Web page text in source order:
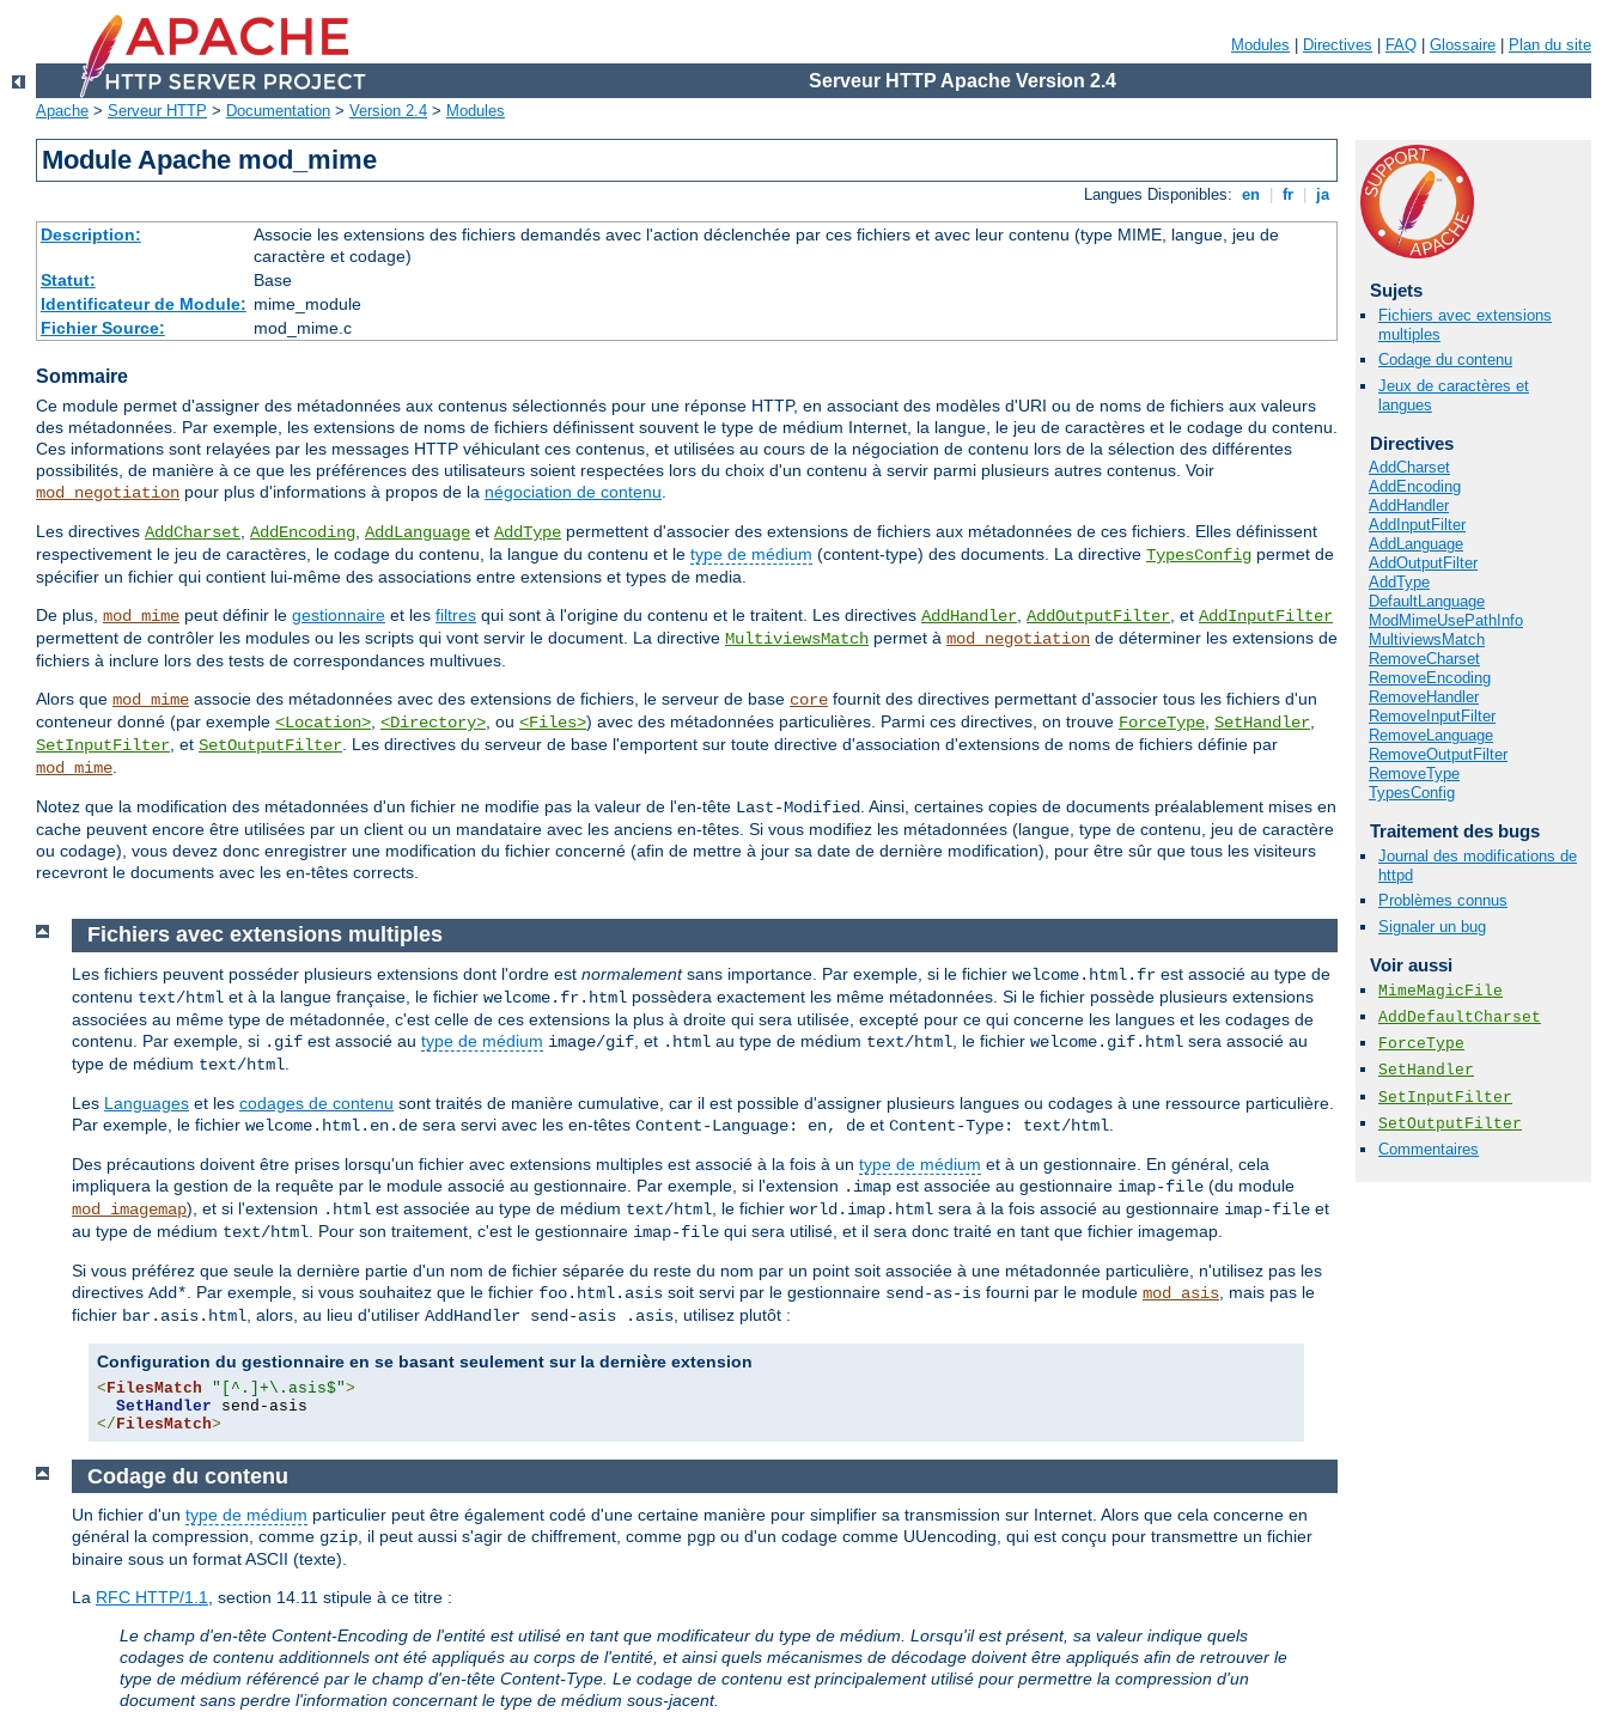
Modules Directives FAQ Glossaire Plan du site
Serveur HTTP Apache Version 2.4
Apache > Serveur HTTP > Documentation > Version 2.4 > Modules
Module Apache mod_mime
Langues Disponibles: en fr ja
Description:
Associe les extensions des fichiers demandés avec l'action déclenchée par ces fichiers et avec leur contenu (type MIME, langue, jeu de
caractère et codage)
Statut:
Base
Identificateur de Module: mime_module
Fichier Source:
mod_mime.c
Sommaire
Ce module permet d'assigner des métadonnées aux contenus sélectionnés pour une réponse HTTP, en associant des modèles d'URI ou de noms de fichiers aux valeurs
des métadonnées. Par exemple, les extensions de noms de fichiers définissent souvent le type de médium Internet, la langue, le jeu de caractères et le codage du contenu.
Ces informations sont relayées par les messages HTTP véhiculant ces contenus, et utilisées au cours de la négociation de contenu lors de la sélection des différentes
possibilités, de manière à ce que les préférences des utilisateurs soient respectées lors du choix d'un contenu à servir parmi plusieurs autres contenus. Voir
mod_negotiation pour plus d'informations à propos de la négociation de contenu.
Les directives AddCharset, AddEncoding, AddLanguage et AddType permettent d'associer des extensions de fichiers aux métadonnées de ces fichiers. Elles définissent
respectivement le jeu de caractères, le codage du contenu, la langue du contenu et le type de médium (content-type) des documents. La directive TypesConfig permet de
spécifier un fichier qui contient lui-même des associations entre extensions et types de media.
De plus, mod_mime peut définir le gestionnaire et les filtres qui sont à l'origine du contenu et le traitent. Les directives AddHandler, AddOutputFilter, et AddInputFilter
permettent de contrôler les modules ou les scripts qui vont servir le document. La directive MultiviewsMatch permet à mod_negotiation de déterminer les extensions de
fichiers à inclure lors des tests de correspondances multivues.
Alors que mod_mime associe des métadonnées avec des extensions de fichiers, le serveur de base core fournit des directives permettant d'associer tous les fichiers d'un
conteneur donné (par exemple <Location>, <Directory>, ou <Files>) avec des métadonnées particulières. Parmi ces directives, on trouve ForceType, SetHandler,
SetInputFilter, et SetOutputFilter. Les directives du serveur de base l'emportent sur toute directive d'association d'extensions de noms de fichiers définie par
mod_mime.
Notez que la modification des métadonnées d'un fichier ne modifie pas la valeur de l'en-tête Last-Modified. Ainsi, certaines copies de documents préalablement mises en
cache peuvent encore être utilisées par un client ou un mandataire avec les anciens en-têtes. Si vous modifiez les métadonnées (langue, type de contenu, jeu de caractère
ou codage), vous devez donc enregistrer une modification du fichier concerné (afin de mettre à jour sa date de dernière modification), pour être sûr que tous les visiteurs
recevront le documents avec les en-têtes corrects.
Sujets
Fichiers avec extensions
multiples
Codage du contenu
Jeux de caractères et
langues
Directives
AddCharset
AddEncoding
AddHandler
AddInputFilter
AddLanguage
AddOutputFilter
AddType
DefaultLanguage
ModMimeUsePathInfo
MultiviewsMatch
RemoveCharset
RemoveEncoding
RemoveHandler
RemoveInputFilter
RemoveLanguage
RemoveOutputFilter
RemoveType
TypesConfig
Traitement des bugs
Journal des modifications de
httpd
Problèmes connus
Signaler un bug
Voir aussi
MimeMagicFile
AddDefaultCharset
ForceType
SetHandler
SetInputFilter
SetOutputFilter
Commentaires
Fichiers avec extensions multiples
Les fichiers peuvent posséder plusieurs extensions dont l'ordre est normalementsans importance. Par exemple, si le fichier welcome.html.fr est associé au type de
contenu text/html et à la langue française, le fichier welcome.fr.html possèdera exactement les même métadonnées. Si le fichier possède plusieurs extensions
associées au même type de métadonnée, c'est celle de ces extensions la plus à droite qui sera utilisée, excepté pour ce qui concerne les langues et les codages de
contenu. Par exemple, si .gif est associé au type de médium image/gif , et .html au type de médium text/html , le fichier welcome.gif.html sera associé au
type de médium text/html
Les Languages et les codages de contenu sont traités de manière cumulative, car il est possible d'assigner plusieurs langues ou codages à une ressource particulière.
Par exemple, le fichier welcome.html.en.de sera servi avec les en-têtes Content-Language: en, de et Content-Type: text/html
Des précautions doivent être prises lorsqu'un fichier avec extensions multiples est associé à la fois à un type de médium et à un gestionnaire. En général, cela
impliquera la gestion de la requête par le module associé au gestionnaire. Par exemple, si l'extension .imap est associée au gestionnaire imap-file (du module
mod_imagemap), et si l'extension .html est associée au type de médium text/html , le fichier world.imap.html sera à la fois associé au gestionnaire imap-file et
au type de médium text/html . Pour son traitement, c'est le gestionnaire imap-file qui sera utilisé, et il sera donc traité en tant que fichier imagemap.
Si vous préférez que seule la dernière partie d'un nom de fichier séparée du reste du nom par un point soit associée à une métadonnée particulière, n'utilisez pas les
directives Add* . Par exemple, si vous souhaitez que le fichier foo.html.asis soit servi par le gestionnaire send-as-is fourni par le module mod_asis , mais pas le
fichier bar.asis.html , alors, au lieu d'utiliser AddHandler send-asis .asis , utilisez plutôt :
Configuration du gestionnaire en se basant seulement sur la dernière extension
< FilesMatch "[^.]+\.asis$">
SetHandler
</ FilesMatch>
Codage du contenu
Un fichier d'un type de médium particulier peut être également codé d'une certaine manière pour simplifier sa transmission sur Internet. Alors que cela concerne en
général la compression, comme gzip, il peut aussi s'agir de chiffrement, comme pgp ou d'un codage comme UUencoding, qui est conçu pour transmettre un fichier
binaire sous un format ASCII (texte).
La RFC HTTP/1.1, section 14.11 stipule à ce titre :
Le champ d'en-tête Content-Encoding de l'entité est utilisé en tant que modificateur du type de médium. Lorsqu'il est présent, sa valeur indique quels
codages de contenu additionnels ont été appliqués au corps de l'entité, et ainsi quels mécanismes de décodage doivent être appliqués afin de retrouver le
type de médium référencé par le champ d'en-tête Content-Type. Le codage de contenu est principalement utilisé pour permettre la compression d'un
document sans perdre l'information concernant le type de médium sous-jacent.